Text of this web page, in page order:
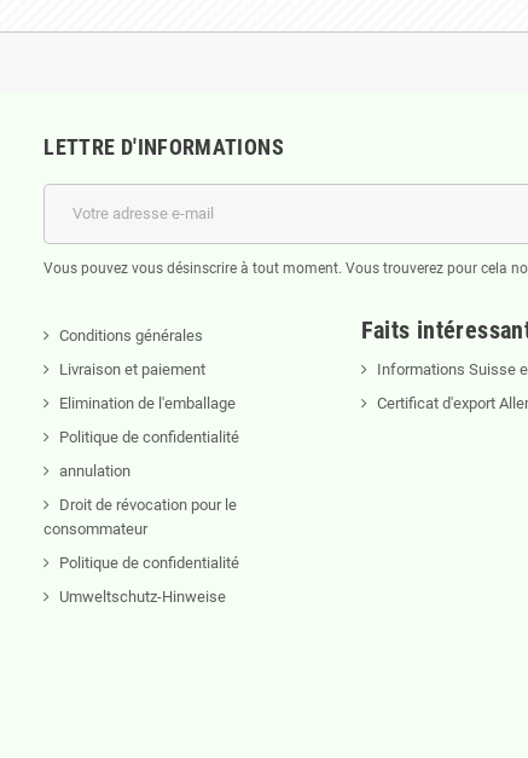
LETTRE D'INFORMATIONS
Vous pouvez vous désinscrire à tout moment. Vous trouverez pour cela
Conditions générales
Livraison et paiement
Elimination de l'emballage
Politique de confidentialité
annulation
Droit de révocation pour le
consommateur
Politique de confidentialité
Umweltschutz-Hinweise
Faits
Informations Suisse
Certificat d'export